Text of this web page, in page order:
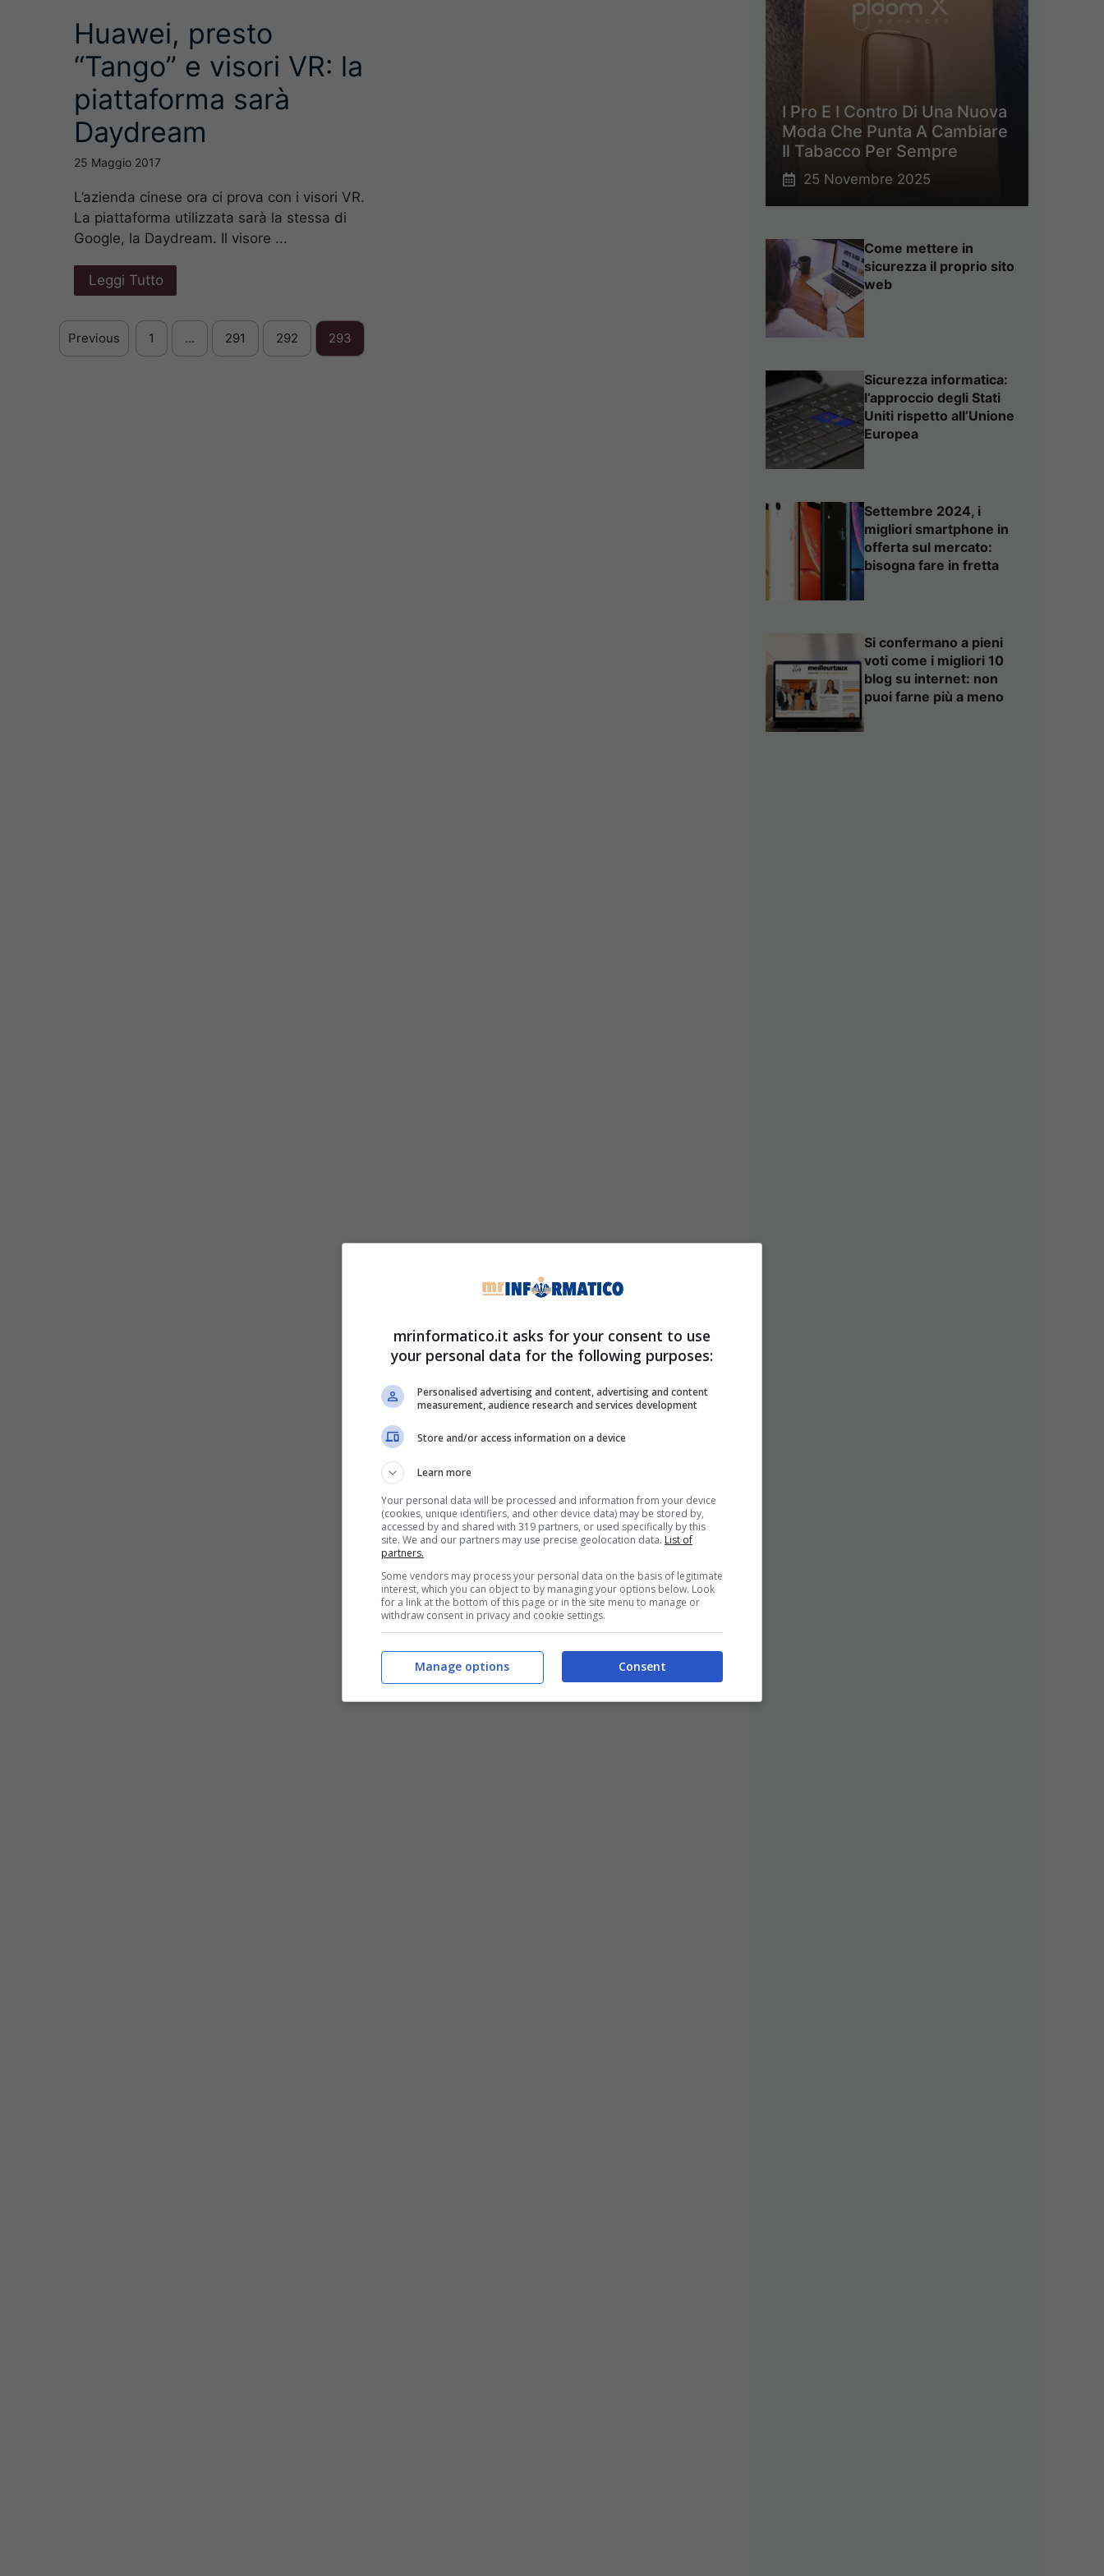
Huawei, presto
“Tango” e visori VR: la
piattaforma sarà
Daydream
25 Maggio 2017
L’azienda cinese ora ci prova con i visori VR.
La piattaforma utilizzata sarà la stessa di
Google, la Daydream. Il visore ...
Leggi Tutto
Previous 1 … 291 292 293
I Pro E I Contro Di Una Nuova
Moda Che Punta A Cambiare
Il Tabacco Per Sempre
25 Novembre 2025
Come mettere in
sicurezza il proprio sito
web
Sicurezza informatica:
l’approccio degli Stati
Uniti rispetto all’Unione
Europea
Settembre 2024, i
migliori smartphone in
offerta sul mercato:
bisogna fare in fretta
Si confermano a pieni
voti come i migliori 10
blog su internet: non
puoi farne più a meno
mrinformatico.it asks for your consent to use
your personal data for the following purposes:
Personalised advertising and content, advertising and content
measurement, audience research and services development
Store and/or access information on a device
Learn more
Your personal data will be processed and information from your device
(cookies, unique identifiers, and other device data) may be stored by,
accessed by and shared with 319 partners, or used specifically by this
site. We and our partners may use precise geolocation data. List of
partners.
Some vendors may process your personal data on the basis of legitimate
interest, which you can object to by managing your options below. Look
for a link at the bottom of this page or in the site menu to manage or
withdraw consent in privacy and cookie settings.
Consent
Manage options